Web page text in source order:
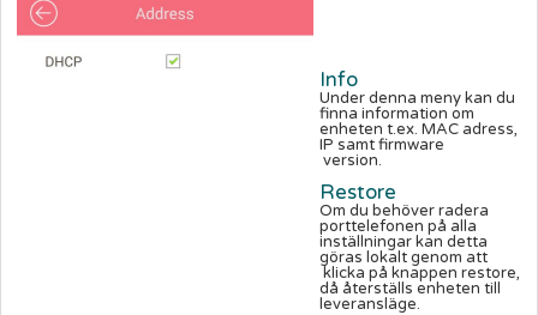
Info
Under denna meny kan du
finna information om
enheten t.ex. MAC adress,
IP samt firmware
version.
Restore
Om du behöver radera
porttelefonen på alla
inställningar kan detta
göras lokalt genom att
klicka på knappen restore,
då återställs enheten till
leveransläge.